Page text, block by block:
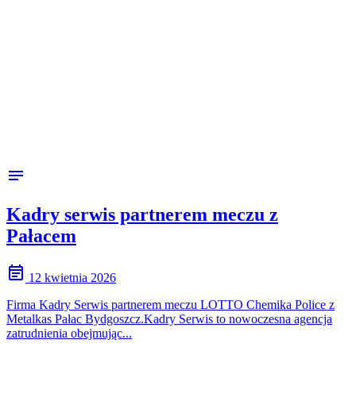
notes
Kadry serwis partnerem meczu z
Pałacem
event_note 12 kwietnia 2026
Firma Kadry Serwis partnerem meczu LOTTO Chemika Police z
Metalkas Pałac Bydgoszcz.Kadry Serwis to nowoczesna agencja
zatrudnienia obejmując...